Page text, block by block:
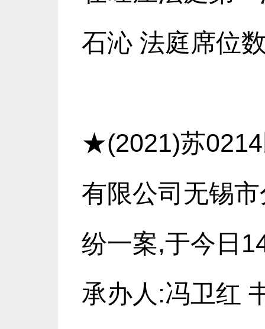
石沁 法庭席位
★(2021)苏
有限公司无锡
纷一案,于今日
承办人:冯卫红